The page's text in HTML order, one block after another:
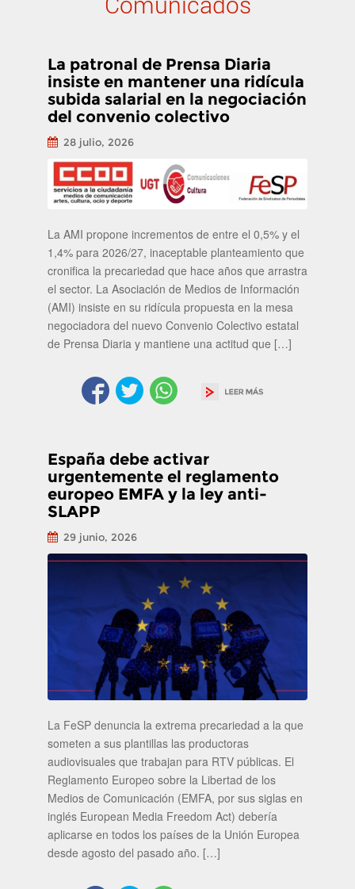
La patronal de Prensa Diaria
insiste en mantener una ridícula
subida salarial en la negociación
del convenio colectivo
28 julio, 2026
La AMI propone incrementos de entre el 0,5% y el
1,4% para 2026/27, inaceptable planteamiento que
cronifica la precariedad que hace años que arrastra
el sector. La Asociación de Medios de Información
(AMI) insiste en su ridícula propuesta en la mesa
negociadora del nuevo Convenio Colectivo estatal
de Prensa Diaria y mantiene una actitud que […]
España debe activar
urgentemente el reglamento
europeo EMFA y la ley anti-
SLAPP
29 junio, 2026
La FeSP denuncia la extrema precariedad a la que
someten a sus plantillas las productoras
audiovisuales que trabajan para RTV públicas. El
Reglamento Europeo sobre la Libertad de los
Medios de Comunicación (EMFA, por sus siglas en
inglés European Media Freedom Act) debería
aplicarse en todos los países de la Unión Europea
desde agosto del pasado año. […]